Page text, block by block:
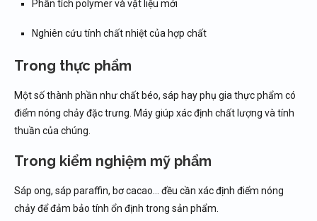
Phân tích polymer và vật liệu mới
Nghiên cứu tính chất nhiệt của hợp chất
Trong thực phẩm
Một số thành phần như chất béo, sáp hay phụ gia thực phẩm có
điểm nóng chảy đặc trưng. Máy giúp xác định chất lượng và tính
thuần của chúng.
Trong kiểm nghiệm mỹ phẩm
Sáp ong, sáp paraffin, bơ cacao… đều cần xác định điểm nóng
chảy để đảm bảo tính ổn định trong sản phẩm.